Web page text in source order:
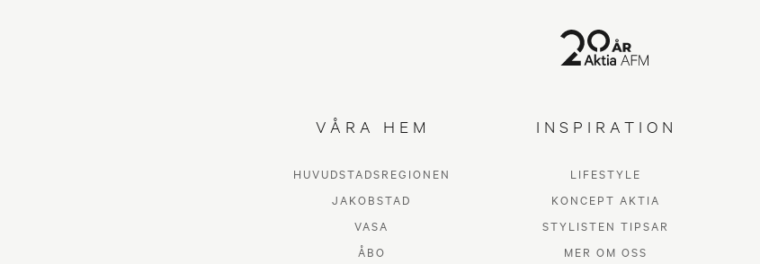
VÅRA HEM
HUVUDSTADSREGIONEN
JAKOBSTAD
VASA
ÅBO
INSPIRATION
LIFESTYLE
KONCEPT AKTIA
STYLISTEN TIPSAR
MER OM OSS